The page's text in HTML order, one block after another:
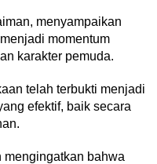
menyampaikan
momentum
karakter pemuda.
telah terbukti menjadi
efektif, baik secara
mengingatkan bahwa